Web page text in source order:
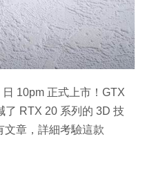
10pm 正式上市！GTX
了 RTX 20 系列的 3D 技
文章，詳細考驗這款